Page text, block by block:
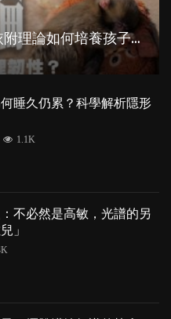
從
小獼猴Panchi 看：依附理論如何培養孩子心理韌性？
睡久仍累？科學解析隱形
1.1K
不必然是高敏，光譜的另
」